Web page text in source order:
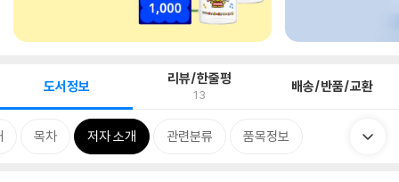
도서정보 리뷰/한줄평
13 배송/반품/교환
목차 저자 소개 관련분류 품목정보